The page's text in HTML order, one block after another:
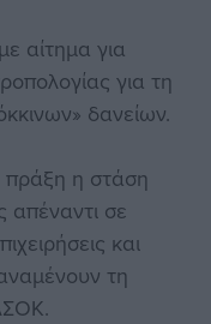
αίτημα για
για τη
δανείων.
πράξη η στάση
απέναντι σε
και
τη